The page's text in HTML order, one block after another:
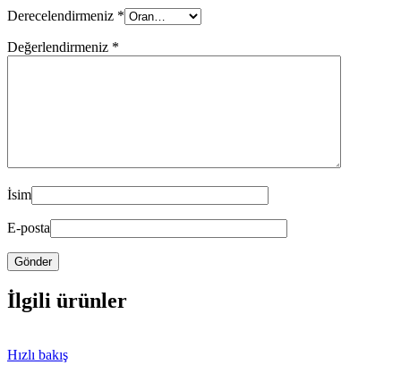
Derecelendirmeniz *
Değerlendirmeniz *
İsim
E-posta
İlgili ürünler
Hızlı bakış